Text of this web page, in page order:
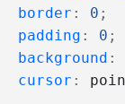
border : 0 ;
padding : 0 ;
background :
cursor :